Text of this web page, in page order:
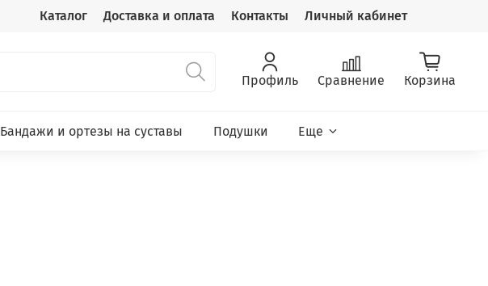
Каталог Доставка и оплата Контакты Личный кабинет
Профиль Сравнение Корзина
Бандажи и ортезы на суставы Подушки Еще